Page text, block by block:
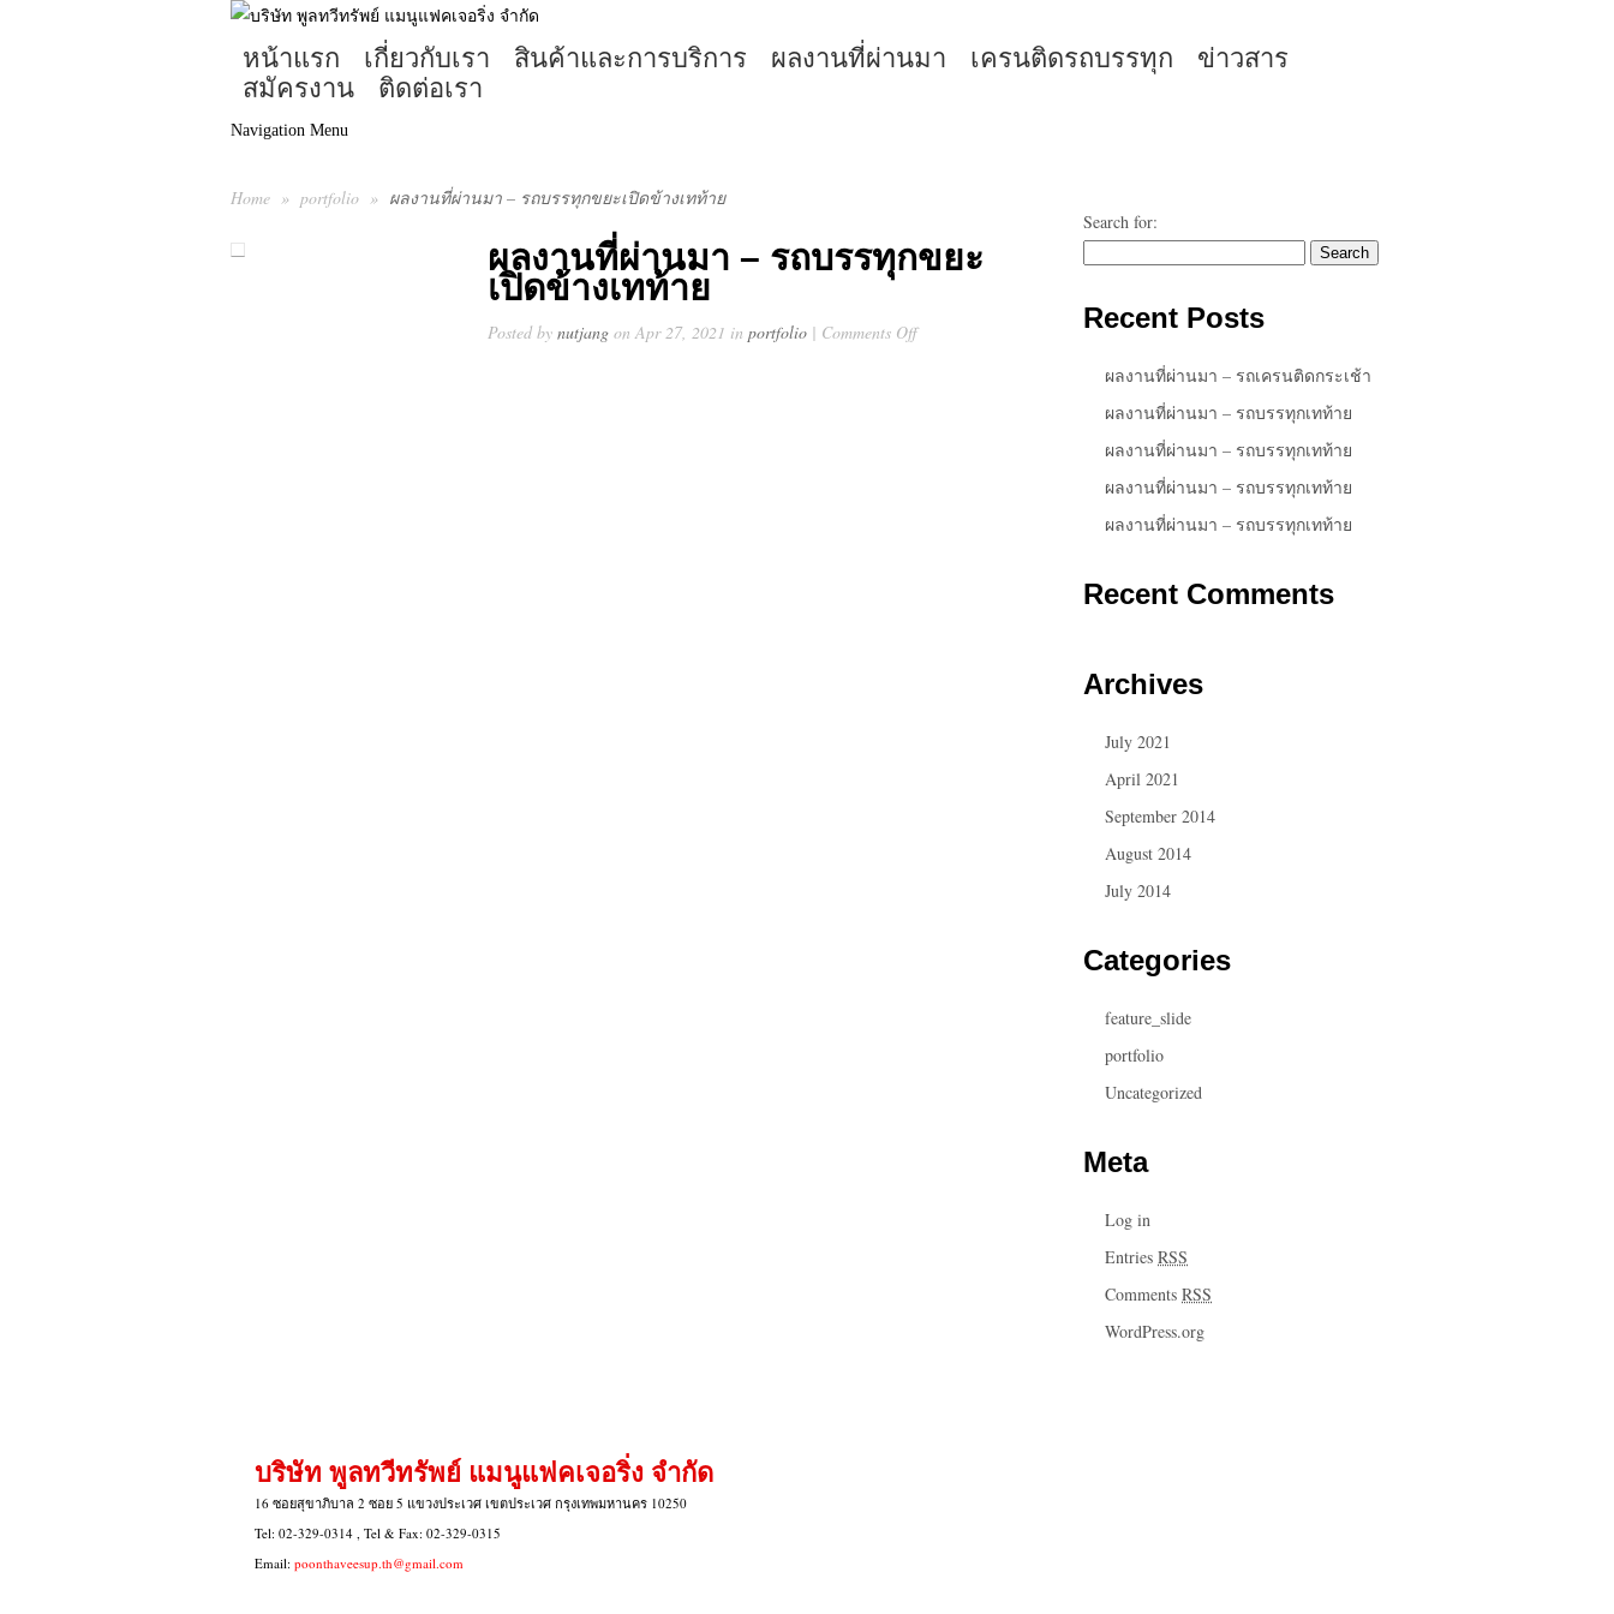
หน้าแรก เกี่ยวกับเรา สินค้าและการบริการ ผลงานที่ผ่านมา เครนติดรถบรรทุก
ข่าวสาร
สมัครงาน
ติดต่อเรา
Navigation Menu
Home » portfolio » ผลงานที่ผ่านมา – รถบรรทุกขยะเปิดข้างเทท้าย
ผลงานที่ผ่านมา – รถบรรทุกขยะ
เปิดข้างเทท้าย
Posted by nutjang on Apr 27, 2021 in portfolio | Comments Off
Search for:
Recent Posts
ผลงานที่ผ่านมา – รถเครนติดกระเช้า
ผลงานที่ผ่านมา – รถบรรทุกเทท้าย
ผลงานที่ผ่านมา – รถบรรทุกเทท้าย
ผลงานที่ผ่านมา – รถบรรทุกเทท้าย
ผลงานที่ผ่านมา – รถบรรทุกเทท้าย
Recent Comments
Archives
July 2021
April 2021
September 2014
August 2014
July 2014
Categories
feature_slide
portfolio
Uncategorized
Meta
Log in
Entries RSS
Comments RSS
WordPress.org
บริษัท พูลทวีทรัพย์ แมนูแฟคเจอริ่ง จำกัด
16 ซอยสุขาภิบาล 2 ซอย 5 แขวงประเวศ เขตประเวศ กรุงเทพมหานคร 10250
Tel: 02-329-0314 , Tel & Fax: 02-329-0315
Email: poonthaveesup.th@gmail.com